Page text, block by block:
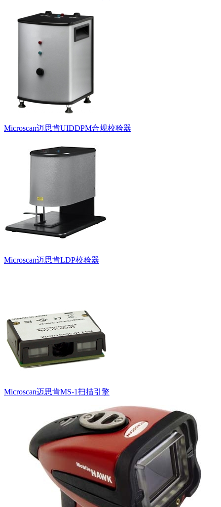
Microscan迈思肯UIDDPM合规校验器
Microscan迈思肯LDP校验器
Microscan迈思肯MS-1扫描引擎